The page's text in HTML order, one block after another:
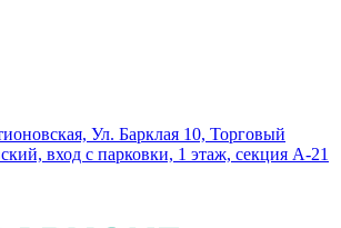
Ул. Барклая 10, Торговый
вход с парковки, 1 этаж, секция А-21